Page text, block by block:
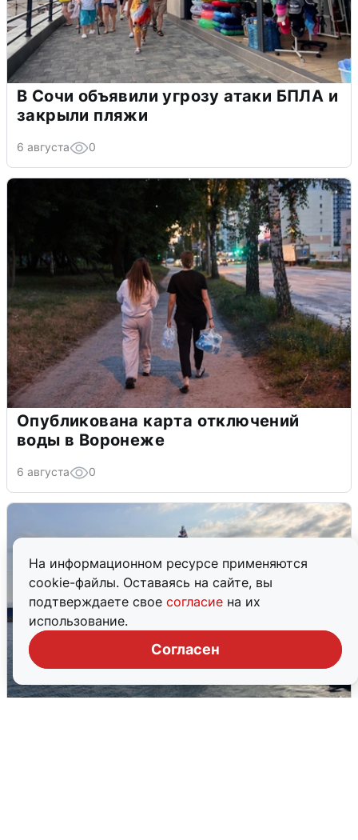
На информационном ресурсе применяются
cookie-файлы. Оставаясь на сайте, вы
подтверждаете свое согласие на их
использование.
Согласен
В Сочи объявили угрозу атаки БПЛА и
закрыли пляжи
6 августа 0
Опубликована карта отключений
воды в Воронеже
6 августа 0